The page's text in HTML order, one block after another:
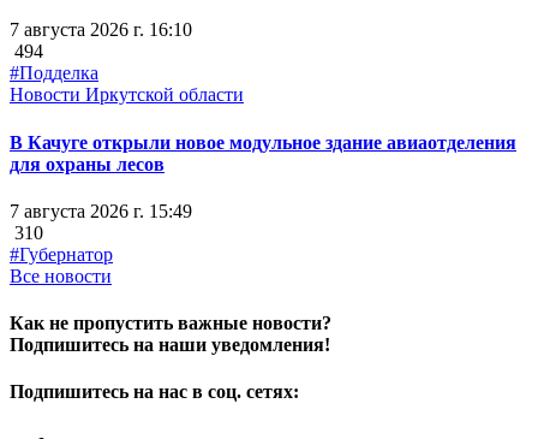
7 августа 2026 г. 16:10
494
#Подделка
Новости Иркутской области
В Качуге открыли новое модульное здание авиаотделения
для охраны лесов
7 августа 2026 г. 15:49
310
#Губернатор
Все новости
Как не пропустить важные новости?
Подпишитесь на наши уведомления!
Подпишитесь на нас в соц. сетях: